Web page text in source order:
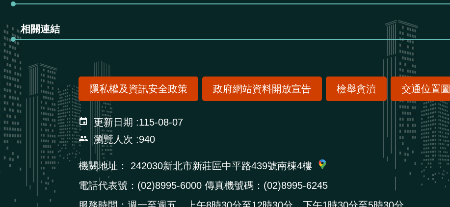
相關連結
隱私權及資訊安全政策 政府網站資料開放宣告 檢舉貪瀆 交通位置圖
更新日期
115-08-07
瀏覽人次
940
機關地址：
242030新北市新莊區中平路439號南棟4樓
電話代表號：(02)8995-6000 傳真機號碼：(02)8995-6245
服務時間：週一至週五 上午8時30分至12時30分，下午1時30分至5時30分